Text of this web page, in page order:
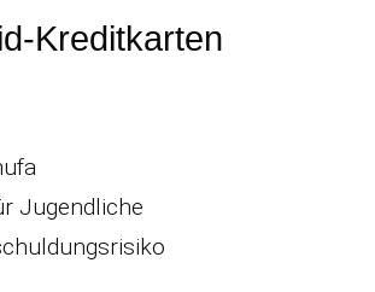
Kreditkarten
Jugendliche